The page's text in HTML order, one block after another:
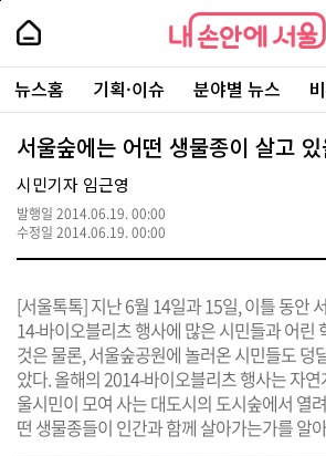
본
로
가
내
손
안
에
서
울
-
서
울
시
대
표
소
털
내
손
에
울
주
요
서
뉴스홈 기획·이슈 분야별 뉴스
서울숲에는 어떤 생물종이 살고
시민기자 임근영
발행일 2014.06.19. 00:00
수정일 2014.06.19. 00:00
[서울톡톡] 지난 6월 14일과 15일, 이틀 동안
14-바이오블리츠 행사에 많은 시민들과 어린
것은 물론, 서울숲공원에 놀러온 시민들도 덩
았다. 올해의 2014-바이오블리츠 행사는 자
울시민이 모여 사는 대도시의 도시숲에서 열
떤 생물종들이 인간과 함께 살아가는가를 알
페
상
단
로